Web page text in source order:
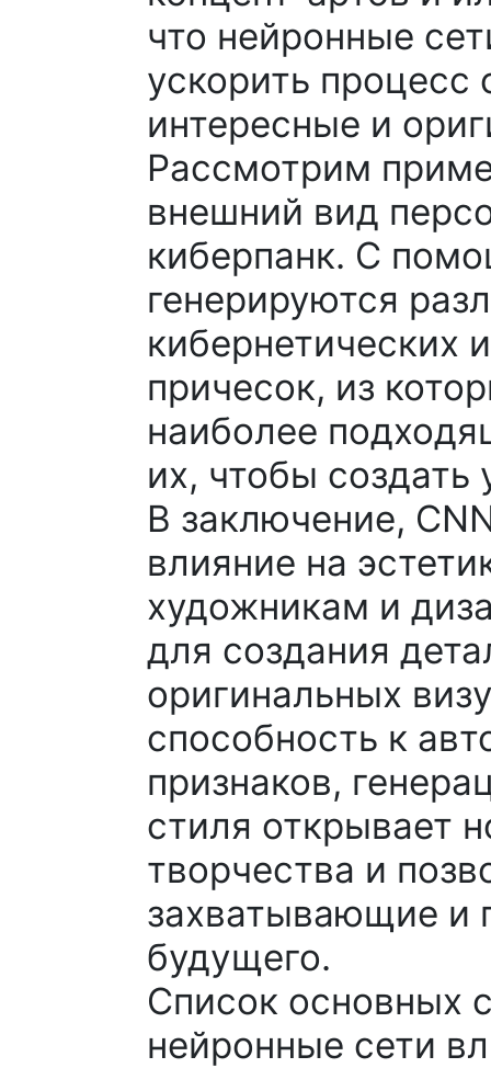
что нейронные
ускорить процесс
интересные и
Рассмотрим
внешний вид
киберпанк. С
генерируются
кибернетических
причесок, из
наиболее
их, чтобы
В заключение,
влияние на
художникам и
для создания
оригинальных
способность к
признаков,
стиля открывает
творчества и
захватывающие и
будущего.
Список основных
нейронные сети